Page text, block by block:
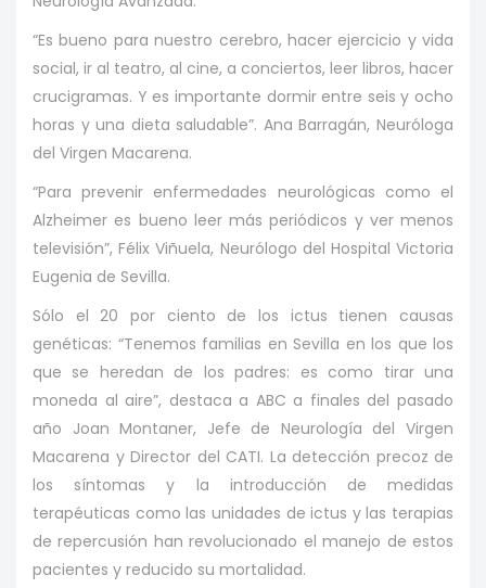
“Es bueno para nuestro cerebro, hacer ejercicio y vida
social, ir al teatro, al cine, a conciertos, leer libros, hacer
crucigramas. Y es importante dormir entre seis y ocho
horas y una dieta saludable”. Ana Barragán, Neuróloga
del Virgen Macarena.
“Para prevenir enfermedades neurológicas como el
Alzheimer es bueno leer más periódicos y ver menos
televisión”, Félix Viñuela, Neurólogo del Hospital Victoria
Eugenia de Sevilla.
Sólo el 20 por ciento de los ictus tienen causas
genéticas: “Tenemos familias en Sevilla en los que los
que se heredan de los padres: es como tirar una
moneda al aire”, destaca a ABC a finales del pasado
año Joan Montaner, Jefe de Neurología del Virgen
Macarena y Director del CATI. La detección precoz de
los síntomas y la introducción de medidas
terapéuticas como las unidades de ictus y las terapias
de repercusión han revolucionado el manejo de estos
pacientes y reducido su mortalidad.